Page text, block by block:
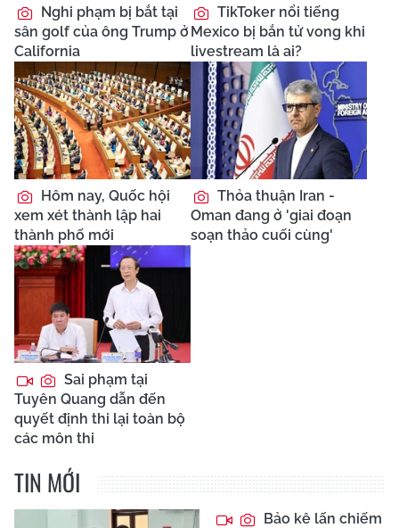
Nghi phạm bị bắt tại
sân golf của ông Trump ở
California
TikToker nổi tiếng
Mexico bị bắn tử vong khi
livestream là ai?
Hôm nay, Quốc hội
xem xét thành lập hai
thành phố mới
Thỏa thuận Iran -
Oman đang ở 'giai đoạn
soạn thảo cuối cùng'
Sai phạm tại
Tuyên Quang dẫn đến
quyết định thi lại toàn bộ
các môn thi
TIN MỚI
Bảo kê lấn chiếm